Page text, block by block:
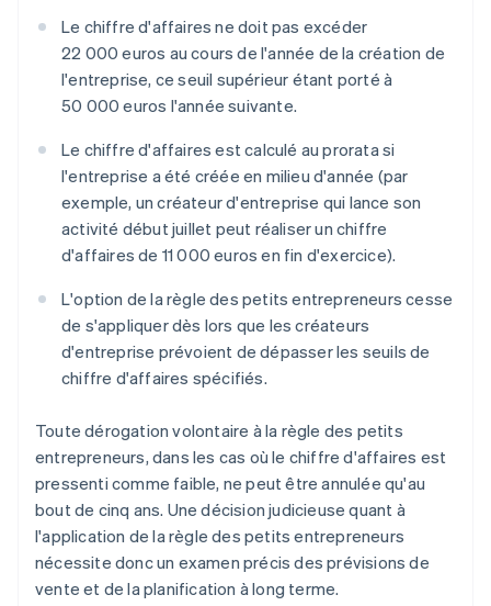
Le chiffre d'affaires ne doit pas excéder
22 000 euros au cours de l'année de la création de
l'entreprise, ce seuil supérieur étant porté à
50 000 euros l'année suivante.
Le chiffre d'affaires est calculé au prorata si
l'entreprise a été créée en milieu d'année (par
exemple, un créateur d'entreprise qui lance son
activité début juillet peut réaliser un chiffre
d'affaires de 11 000 euros en fin d'exercice).
L'option de la règle des petits entrepreneurs cesse
de s'appliquer dès lors que les créateurs
d'entreprise prévoient de dépasser les seuils de
chiffre d'affaires spécifiés.
Toute dérogation volontaire à la règle des petits
entrepreneurs, dans les cas où le chiffre d'affaires est
pressenti comme faible, ne peut être annulée qu'au
bout de cinq ans. Une décision judicieuse quant à
l'application de la règle des petits entrepreneurs
nécessite donc un examen précis des prévisions de
vente et de la planification à long terme.